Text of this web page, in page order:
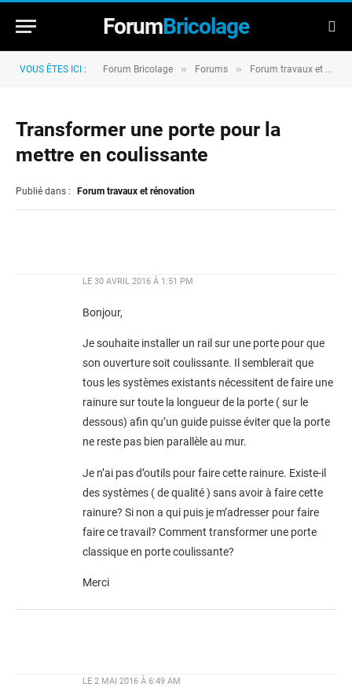
ForumBricolage
VOUS ÊTES ICI : Forum Bricolage » Forums » Forum travaux et rénovation
Transformer une porte pour la
mettre en coulissante
Publié dans : Forum travaux et rénovation
LE 30 AVRIL 2016 À 1:51 PM
Bonjour,
Je souhaite installer un rail sur une porte pour que
son ouverture soit coulissante. Il semblerait que
tous les systèmes existants nécessitent de faire une
rainure sur toute la longueur de la porte ( sur le
dessous) afin qu’un guide puisse éviter que la porte
ne reste pas bien parallèle au mur.
Je n’ai pas d’outils pour faire cette rainure. Existe-il
des systèmes ( de qualité ) sans avoir à faire cette
rainure? Si non a qui puis je m’adresser pour faire
faire ce travail? Comment transformer une porte
classique en porte coulissante?
Merci
LE 2 MAI 2016 À 6:49 AM